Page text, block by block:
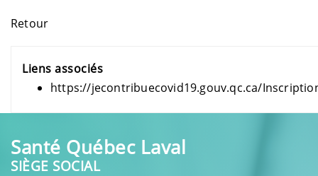
Retour
Liens associés
https://jecontribuecovid19.gouv.qc.ca/
Santé Québec Laval
SIÈGE SOCIAL